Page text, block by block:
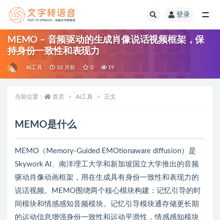
登录
MEMO – 音频驱动的生成肖像说话视频框架，保
持身份一致性和表现力
AI工具 10 月前 0 19
当前位置： 首页 AI工具 正文
MEMO是什么
MEMO（Memory-Guided EMOtionaware diffusion）是
Skywork AI、南洋理工大学和新加坡国立大学推出的音频
驱动肖像动画框架，用在生成具有身份一致性和表现力的
说话视频。MEMO围绕两个核心模块构建：记忆引导的时
间模块和情感感知音频模块。记忆引导模块通存储更长期
的运动信息增强身份一致性和运动平滑性，情感感知模块